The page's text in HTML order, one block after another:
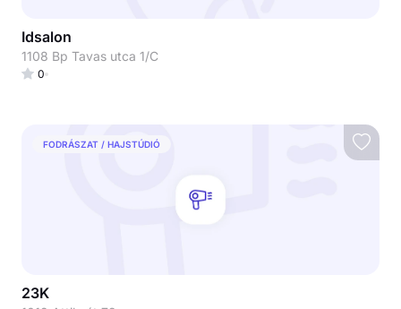
Idsalon
1108 Bp Tavas utca 1/C
0
FODRÁSZAT / HAJSTÚDIÓ
23K